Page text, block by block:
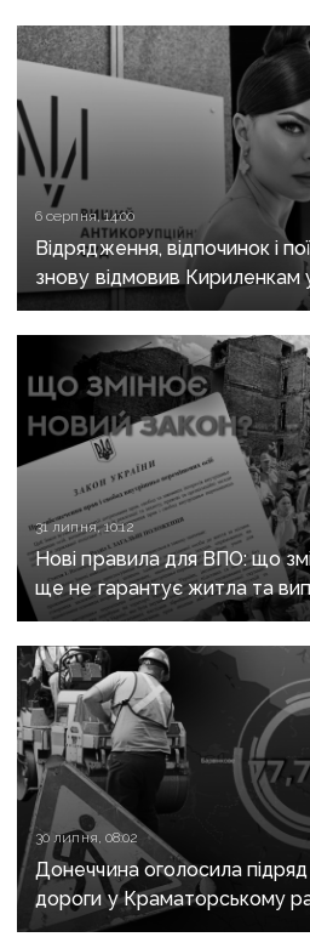
6 серпня, 14:00
Відрядження, відпочинок і
знову відмовив Кириленкам
31 липня, 10:12
Нові правила для ВПО: що
ще не гарантує житла та
30 липня, 08:02
Донеччина оголосила
дороги у Краматорському
вже ремонтували